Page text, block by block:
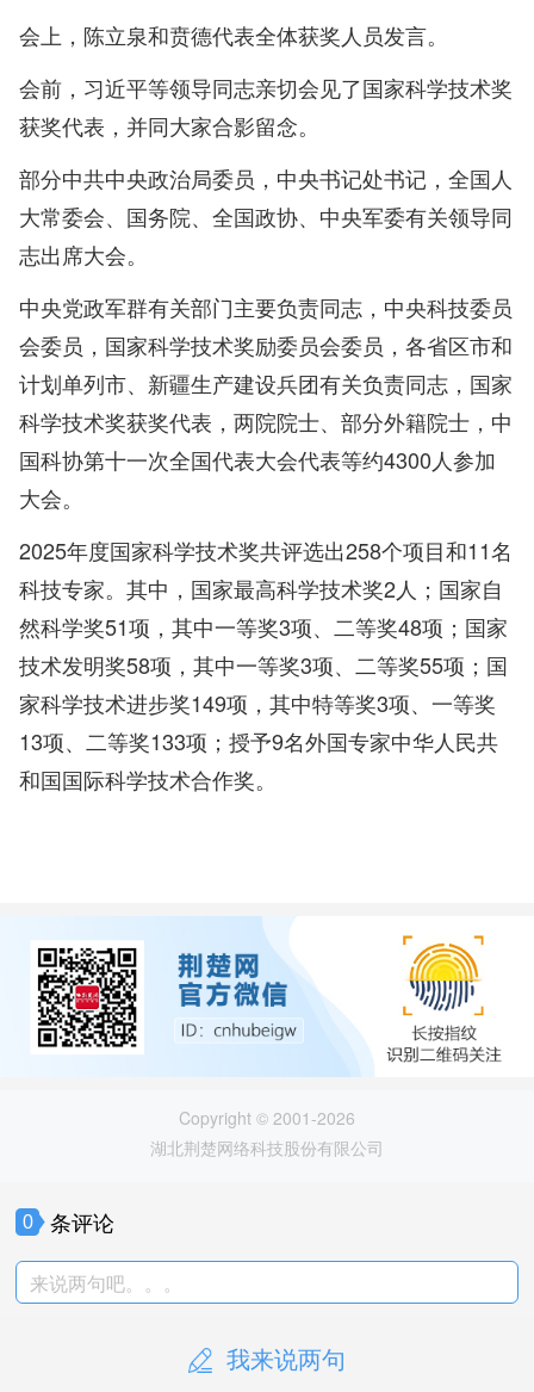
会上，陈立泉和贲德代表全体获奖人员发言。
会前，习近平等领导同志亲切会见了国家科学技术奖
获奖代表，并同大家合影留念。
部分中共中央政治局委员，中央书记处书记，全国人
大常委会、国务院、全国政协、中央军委有关领导同
志出席大会。
中央党政军群有关部门主要负责同志，中央科技委员
会委员，国家科学技术奖励委员会委员，各省区市和
计划单列市、新疆生产建设兵团有关负责同志，国家
科学技术奖获奖代表，两院院士、部分外籍院士，中
国科协第十一次全国代表大会代表等约4300人参加
大会。
2025年度国家科学技术奖共评选出258个项目和11名
科技专家。其中，国家最高科学技术奖2人；国家自
然科学奖51项，其中一等奖3项、二等奖48项；国家
技术发明奖58项，其中一等奖3项、二等奖55项；国
家科学技术进步奖149项，其中特等奖3项、一等奖
13项、二等奖133项；授予9名外国专家中华人民共
和国国际科学技术合作奖。
Copyright © 2001-2026
湖北荆楚网络科技股份有限公司
0 条评论
来说两句吧。。。
我来说两句